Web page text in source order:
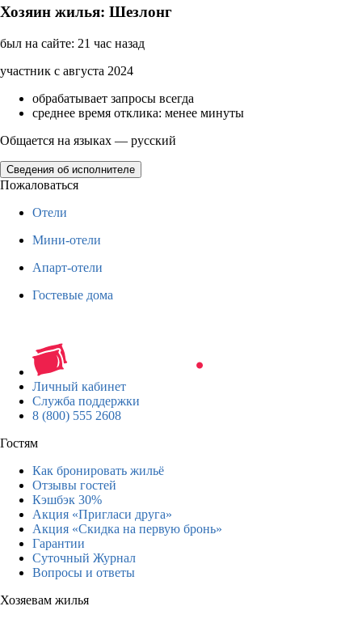
Хозяин жилья: Шезлонг
был на сайте: 21 час назад
участник с августа 2024
обрабатывает запросы всегда
среднее время отклика: менее минуты
Общается на языках — русский
Сведения об исполнителе
Пожаловаться
Отели
Мини-отели
Апарт-отели
Гостевые дома
Личный кабинет
Служба поддержки
8 (800) 555 2608
Гостям
Как бронировать жильё
Отзывы гостей
Кэшбэк 30%
Акция «Пригласи друга»
Акция «Скидка на первую бронь»
Гарантии
Суточный Журнал
Вопросы и ответы
Хозяевам жилья